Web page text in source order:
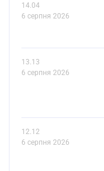
14.04
6 серпня 2026
13.13
6 серпня 2026
12.12
6 серпня 2026